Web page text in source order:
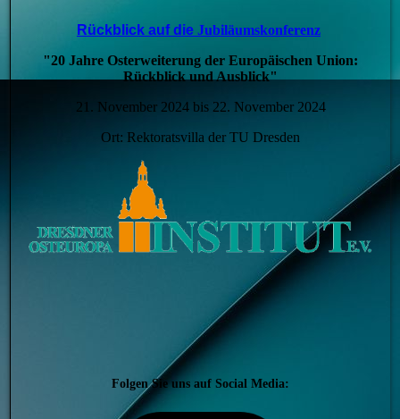
Rückblick auf die Jubiläumskonferenz
"20 Jahre Osterweiterung der Europäischen Union:
Rückblick und Ausblick"
21. November 2024 bis 22. November 2024
Ort: Rektoratsvilla der TU Dresden
Folgen Sie uns auf Social Media: